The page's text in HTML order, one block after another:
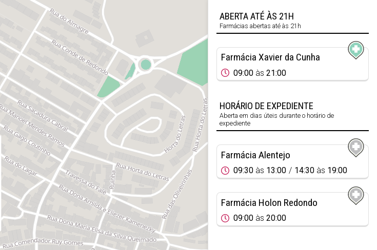
ABERTA ATÉ ÀS 21H
Farmácias abertas até às 21h
Farmácia Xavier da Cunha
09:00 às 21:00
HORÁRIO DE EXPEDIENTE
Aberta em dias úteis durante o horário de
expediente
Farmácia Alentejo
09:30 às 13:00 14:30 às 19:00
Farmácia Holon Redondo
09:00 às 20:00